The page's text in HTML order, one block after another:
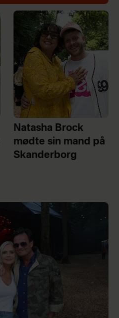
Natasha Brock
mødte sin mand på
Skanderborg